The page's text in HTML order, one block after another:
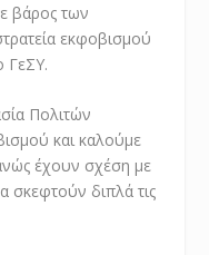
βάρος των
εκφοβισμού
ΓεΣΥ.
Πολιτών
και καλούμε
έχουν σχέση με
σκεφτούν διπλά τις